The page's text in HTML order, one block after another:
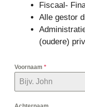
Fiscaal-
Alle gestor
(oudere)
Voornaam *